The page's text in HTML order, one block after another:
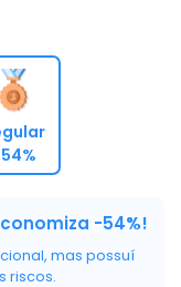
-54%!
mas possuí
riscos.